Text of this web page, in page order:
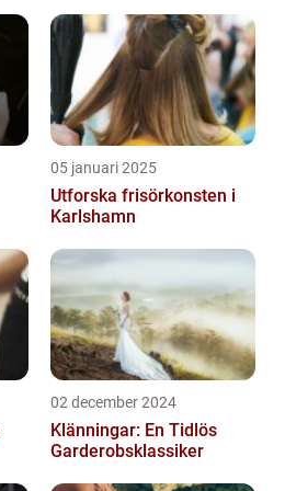
05 januari 2025
Utforska frisörkonsten i
Karlshamn
02 december 2024
Klänningar: En Tidlös
Garderobsklassiker